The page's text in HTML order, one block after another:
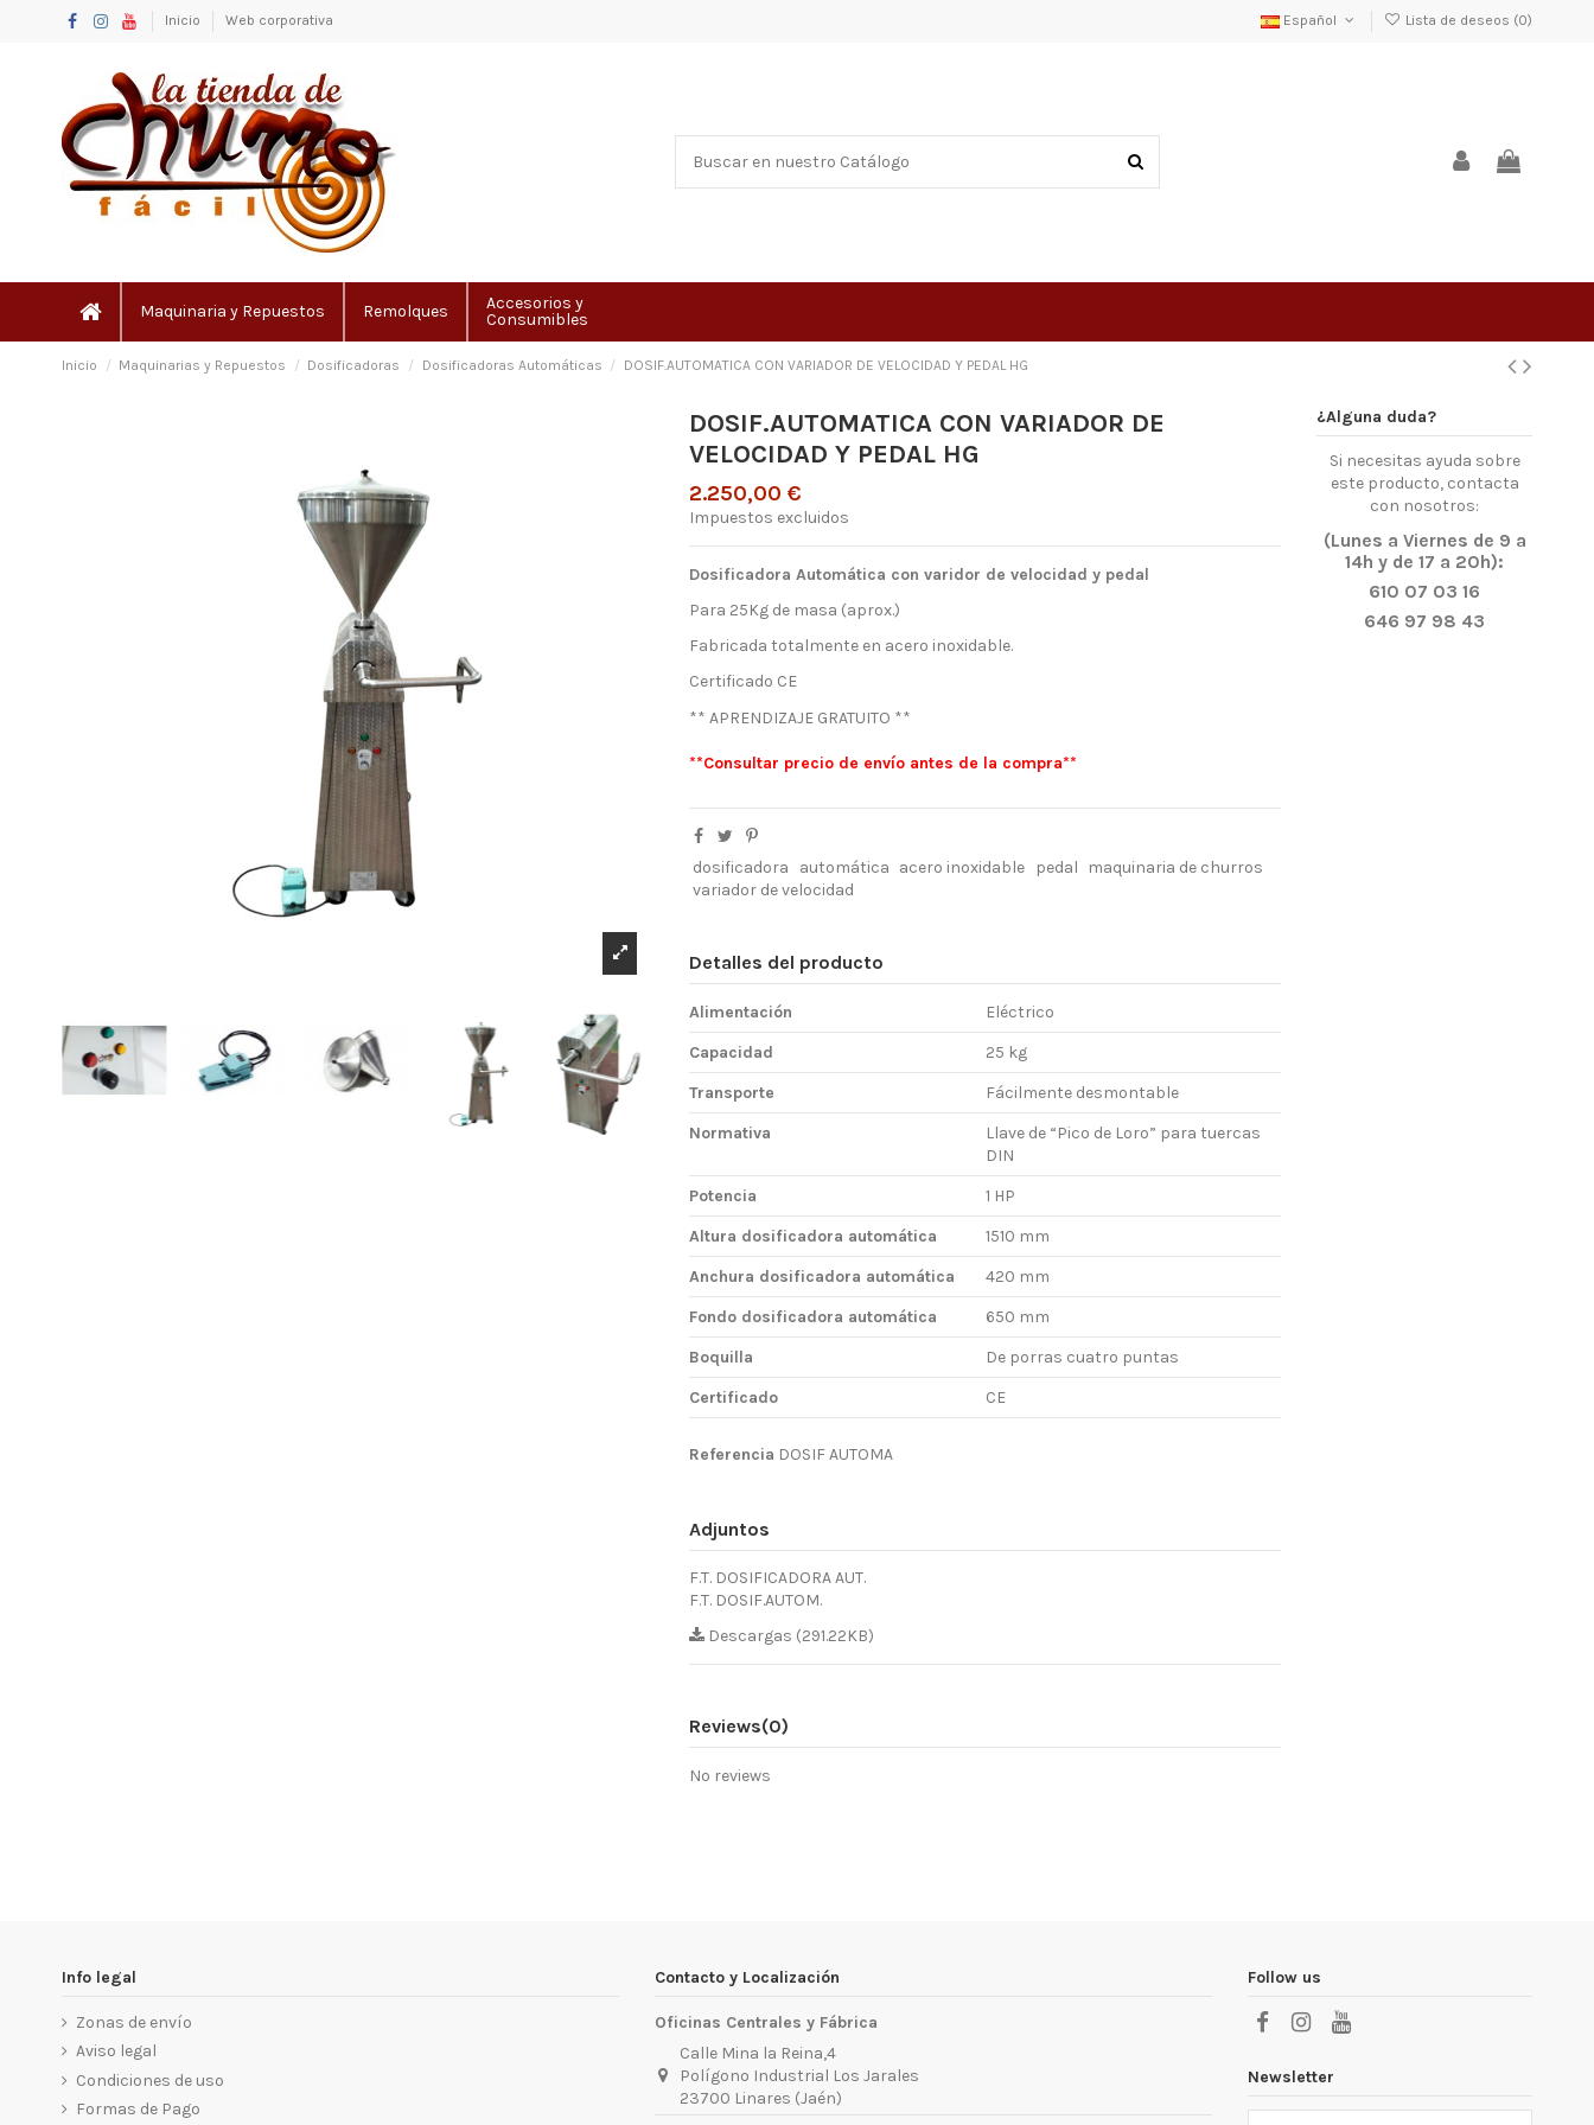
Inicio Web corporativa Español Lista de deseos (0)
Maquinaria y Repuestos Remolques
Accesorios y
Consumibles
Inicio Maquinarias y Repuestos Dosificadoras Dosificadoras Automáticas DOSIF.AUTOMATICA CON VARIADOR DE VELOCIDAD Y PEDAL HG
DOSIF.AUTOMATICA CON VARIADOR DE
VELOCIDAD Y PEDAL HG
2.250,00 €
Impuestos excluidos
Dosificadora Automática con varidor de velocidad y pedal
Para 25Kg de masa (aprox.)
Fabricada totalmente en acero inoxidable.
Certificado CE
** APRENDIZAJE GRATUITO **
**Consultar precio de envío antes de la compra**
dosificadora automática acero inoxidable pedal
maquinaria de churros
variador de velocidad
Detalles del producto
Alimentación
Eléctrico
Capacidad
25 kg
Transporte
Fácilmente desmontable
Normativa
Llave de “Pico de Loro” para tuercas
DIN
Potencia
1 HP
Altura dosificadora automática
1510 mm
Anchura dosificadora automática
420 mm
Fondo dosificadora automática
650 mm
Boquilla
De porras cuatro puntas
Certificado
CE
Referencia DOSIF AUTOMA
Adjuntos
F.T. DOSIFICADORA AUT.
F.T. DOSIF.AUTOM.
Descargas (291.22KB)
Reviews(0)
No reviews
¿Alguna duda?
Si necesitas ayuda sobre
este producto, contacta
con nosotros:
(Lunes a Viernes de 9 a
14h y de 17 a 20h):
610 07 03 16
646 97 98 43
Info legal
Zonas de envío
Aviso legal
Condiciones de uso
Formas de Pago
Contacto y Localización
Oficinas Centrales y Fábrica
Calle Mina la Reina,4
Polígono Industrial Los Jarales
23700 Linares (Jaén)
Follow us
Newsletter